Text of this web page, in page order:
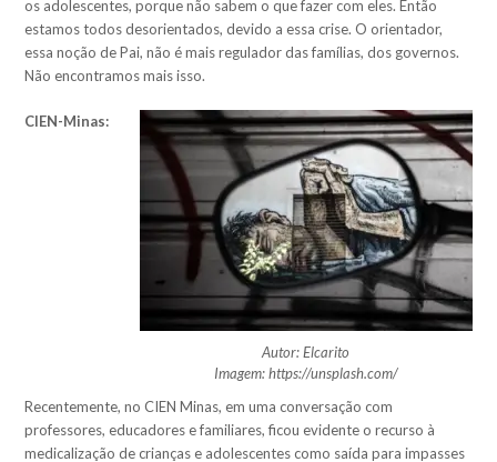
os adolescentes, porque não sabem o que fazer com eles. Então
estamos todos desorientados, devido a essa crise. O orientador,
essa noção de Pai, não é mais regulador das famílias, dos governos.
Não encontramos mais isso.
Autor: Elcarito
Imagem: https://unsplash.com/
CIEN-Minas:
Recentemente, no CIEN Minas, em uma conversação com
professores, educadores e familiares, ficou evidente o recurso à
medicalização de crianças e adolescentes como saída para impasses